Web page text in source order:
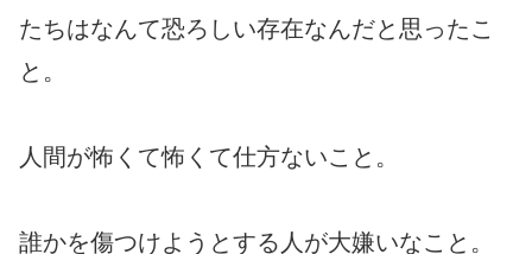
たちはなんて恐ろしい存在なんだと思ったこ
と。
人間が怖くて怖くて仕方ないこと。
誰かを傷つけようとする人が大嫌いなこと。